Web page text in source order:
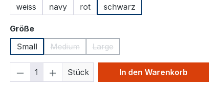
weiss
navy rot schwarz
Größeauswählen
Small
Medium
(Diese Option ist zurzeit nicht verfügbar.)
Large
(Diese Option ist zurzeit nicht
Produkt Anzahl: Gib den
Stück In den Warenkorb